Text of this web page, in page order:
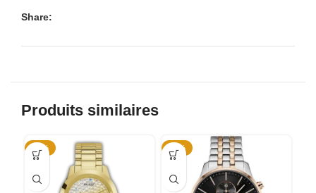
Share:
Produits similaires
-53% -52%